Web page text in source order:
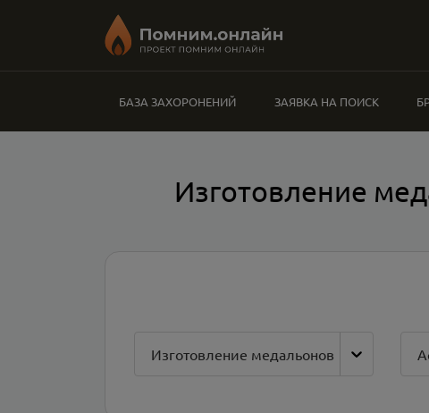
БАЗА ЗАХОРОНЕНИЙ ЗАЯВКА НА ПОИСК
Изготовление
Изготовление медальонов